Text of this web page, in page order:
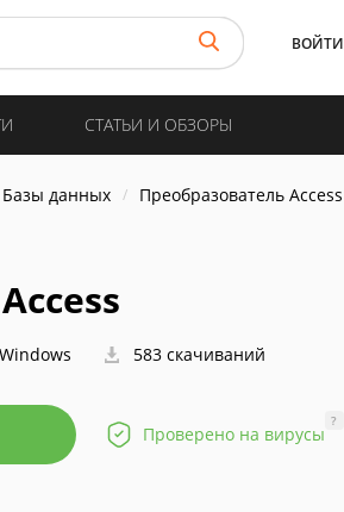
ВОЙТИ
СТАТЬИ И ОБЗОРЫ
Базы данных Преобразователь Access
583 скачиваний
Проверено на вирусы
?